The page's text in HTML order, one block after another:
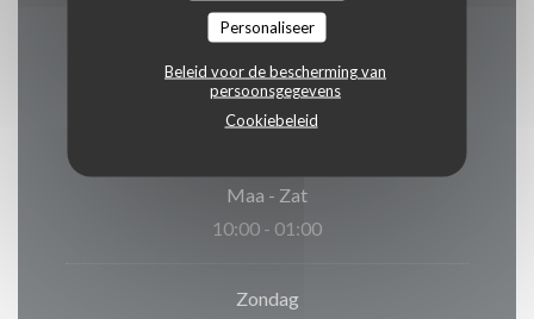
Personaliseer
Beleid voor de bescherming van
persoonsgegevens
Cookiebeleid
Openingstijden
Maa - Zat
10:00 - 01:00
Zondag